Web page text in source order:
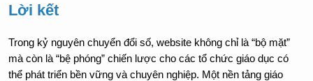
Lời kết
Trong kỷ nguyên chuyển đổi số, website không chỉ là “bộ mặt”
mà còn là “bệ phóng” chiến lược cho các tổ chức giáo dục có
thể phát triển bền vững và chuyên nghiệp. Một nền tảng giáo